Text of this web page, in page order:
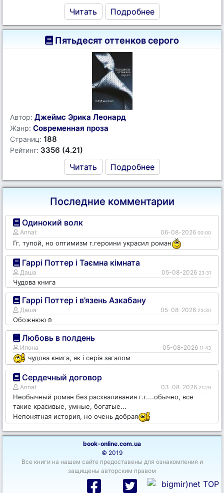
Читать Подробнее
Пятьдесят оттенков серого
Автор: Джеймс Эрика Леонард
Жанр: Современная проза
Страниц: 188
Рейтинг: 3356 (4.21)
Читать Подробнее
Последние комментарии
Одинокий волк
Annat 06-08-2026 00:00
Гг. тупой, но оптимизм г.героини украсил роман
Гаррі Поттер і Таємна кімната
Даша 05-08-2026 23:31
Чудова книга
Гаррі Поттер і в’язень Азкабану
Даша 05-08-2026 23:30
Обожнюю☺️
Любовь в полдень
Илона 05-08-2026 11:43
чудова книга, як і серія загалом
Сердечный договор
Annat 03-08-2026 21:29
Необычный роман без расхваливания г.г....обычно, все
такие красивые, умные, богатые...
Непонятная история, но очень добрая
book-online.com.ua
© 2019
Все книги на нашем сайте предоставены для ознакомления и
защищены авторским правом